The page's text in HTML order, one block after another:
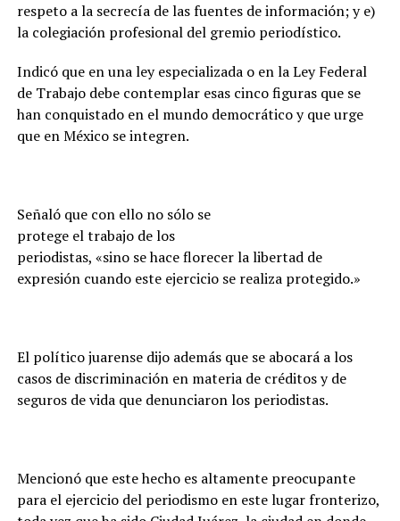
respeto a la secrecía de las fuentes de información; y e)
la colegiación profesional del gremio periodístico.
Indicó que en una ley especializada o en la Ley Federal
de Trabajo debe contemplar esas cinco figuras que se
han conquistado en el mundo democrático y que urge
que en México se integren.
Señaló que con ello no sólo se
protege el trabajo de los
periodistas, «sino se hace florecer la libertad de
expresión cuando este ejercicio se realiza protegido.»
El político juarense dijo además que se abocará a los
casos de discriminación en materia de créditos y de
seguros de vida que denunciaron los periodistas.
Mencionó que este hecho es altamente preocupante
para el ejercicio del periodismo en este lugar fronterizo,